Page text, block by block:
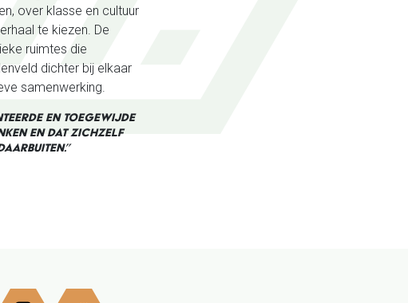
over klasse en cultuur
te kiezen. De
ruimtes die
dichter bij elkaar
samenwerking.
EN TOEGEWIJDE
EN DAT ZICHZELF